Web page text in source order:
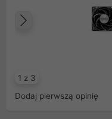
1 z 3
Poprzedni
Dodaj pierwszą opinię